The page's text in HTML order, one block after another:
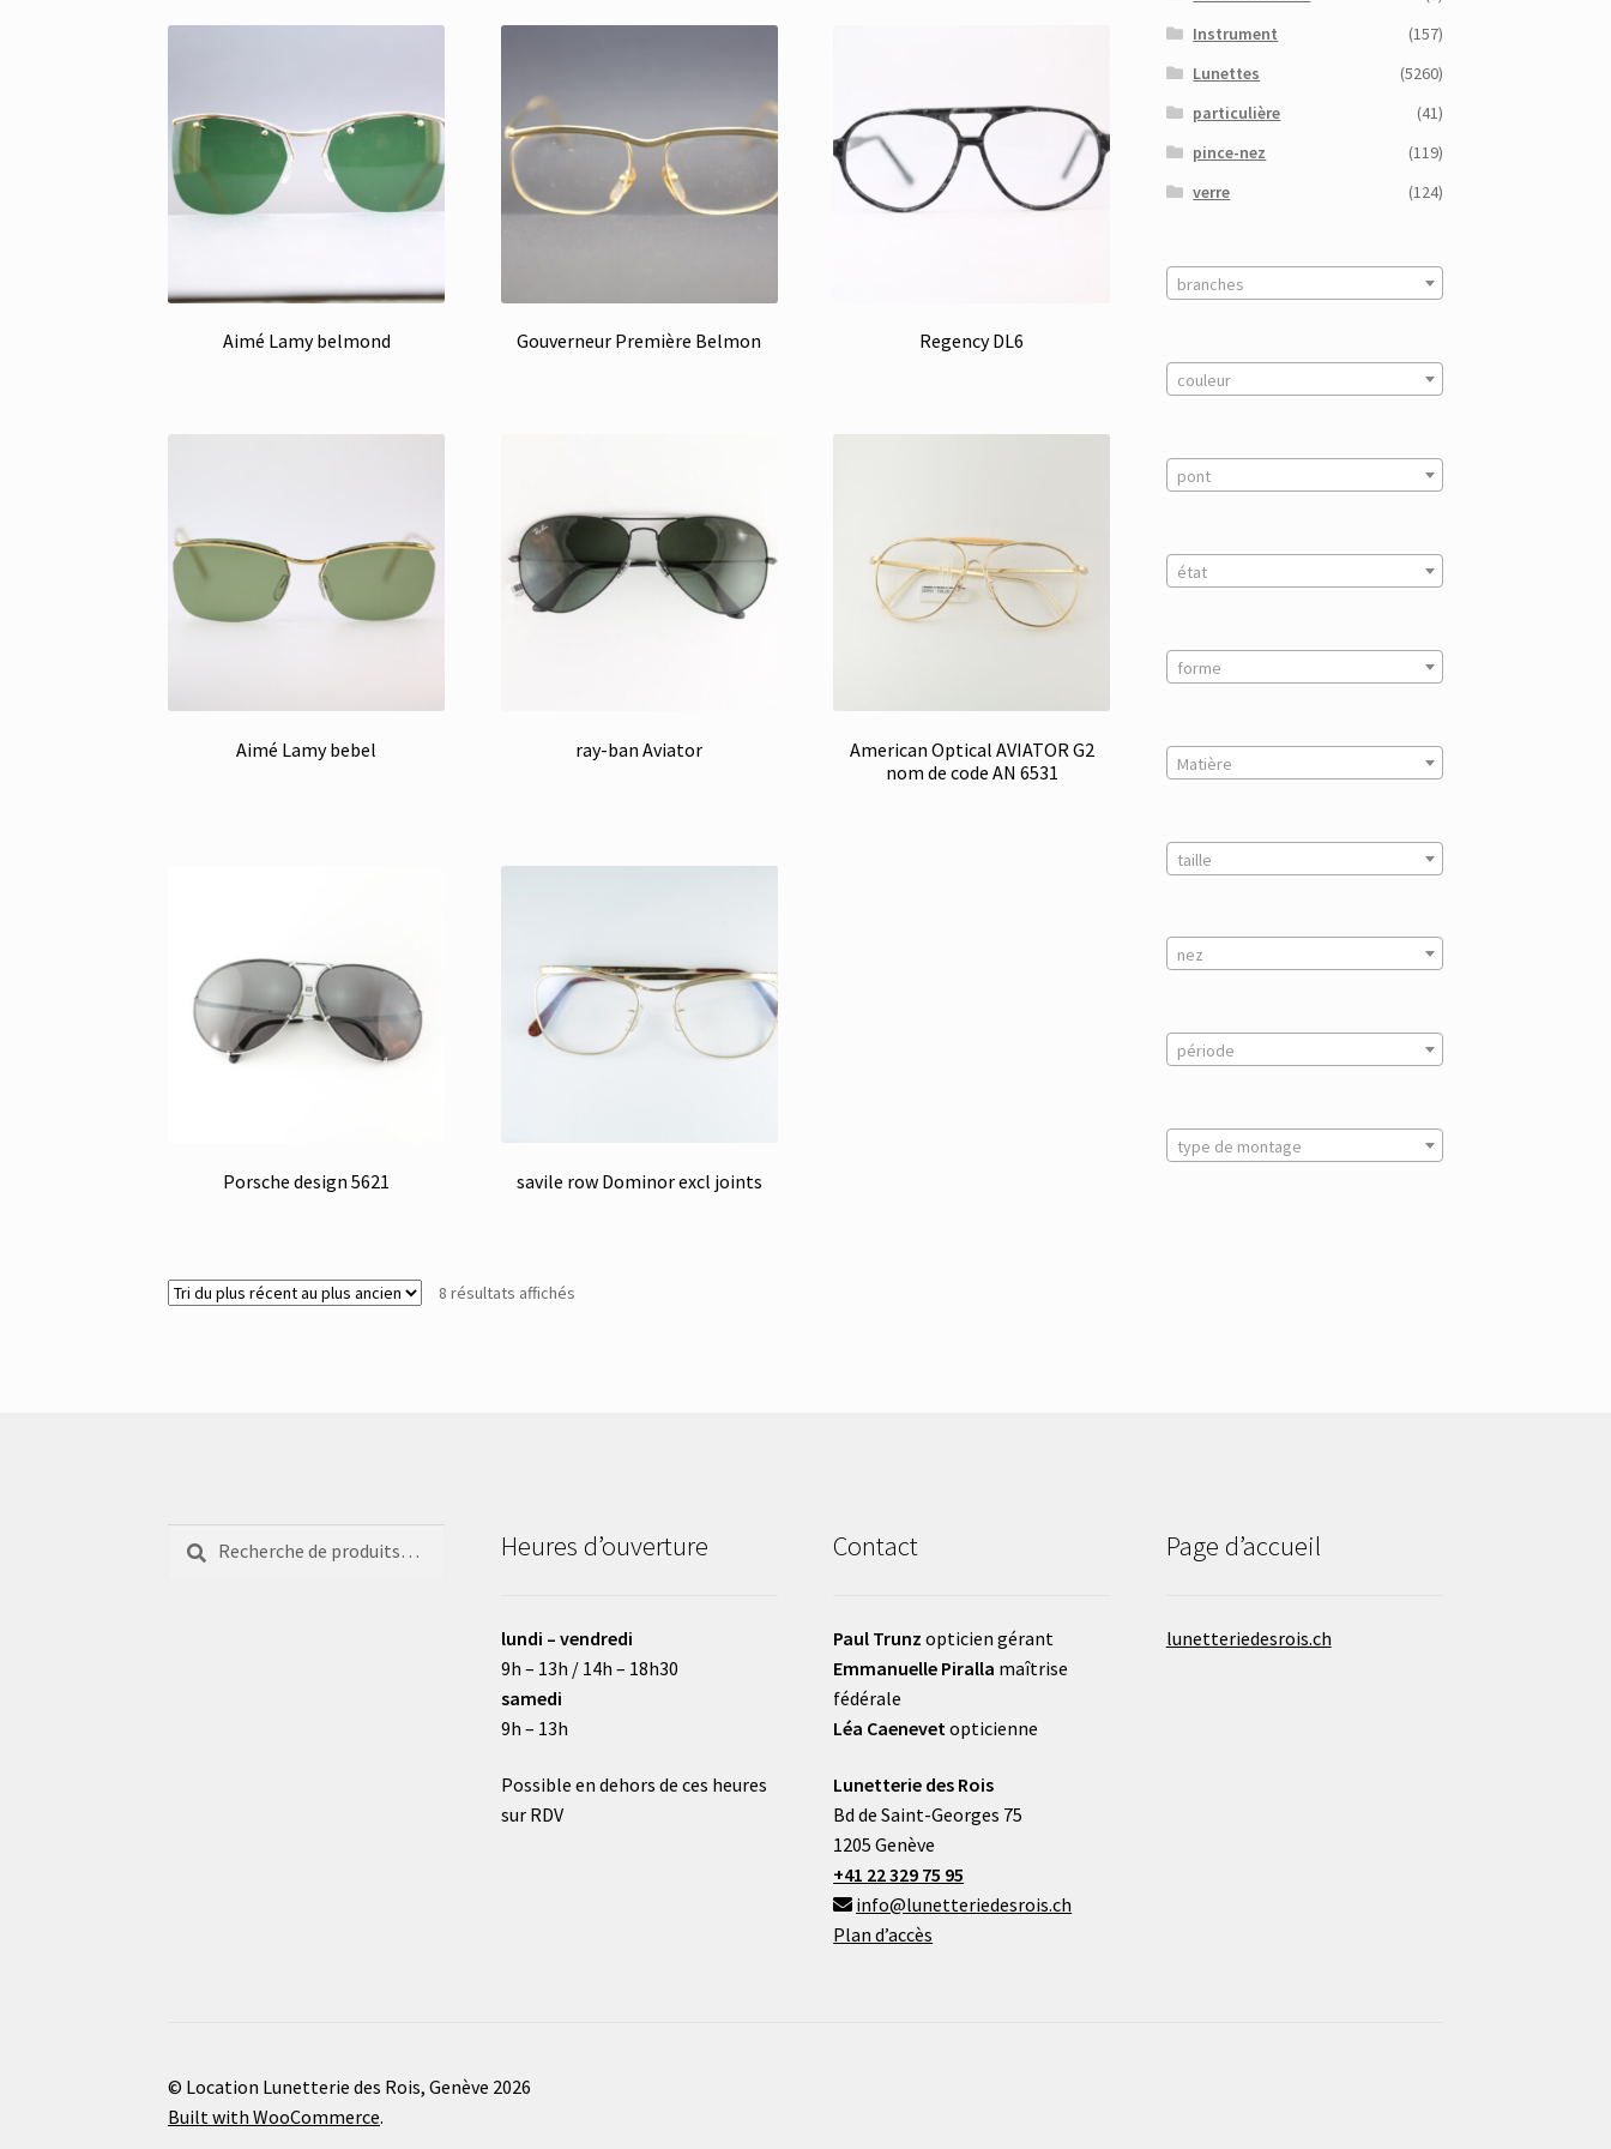
ancien
Aimé Lamy belmond Gouverneur Première Belmon Regency DL6
Aimé Lamy bebel ray-ban Aviator
American Optical AVIATOR G2
nom de code AN 6531
Porsche design 5621 savile row Dominor excl joints
8 résultats affichés
Instrument
(157)
Lunettes
(5260)
particulière
(41)
pince-nez
(119)
verre
(124)
branches
couleur
pont
état
forme
Matière
taille
nez
période
type de montage
Recherche
pour :
Recherche Heures d’ouverture
lundi – vendredi
9h – 13h / 14h – 18h30
samedi
9h – 13h
Possible en dehors de ces heures
sur RDV
Contact
Paul Trunz opticien gérant
Emmanuelle Piralla maîtrise
fédérale
Léa Caenevet opticienne
Lunetterie des Rois
Bd de Saint-Georges 75
1205 Genève
+41 22 329 75 95
info@lunetteriedesrois.ch
Plan d’accès
Page d’accueil
lunetteriedesrois.ch
© Location Lunetterie des Rois, Genève 2026
Built with WooCommerce.